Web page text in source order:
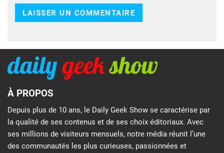
À PROPOS
Depuis plus de 10 ans, le Daily Geek Show se caractérise par
la qualité de ses contenus et de ses choix éditoriaux. Avec
ses millions de visiteurs mensuels, notre média réunit l’une
des communautés les plus curieuses, passionnées et